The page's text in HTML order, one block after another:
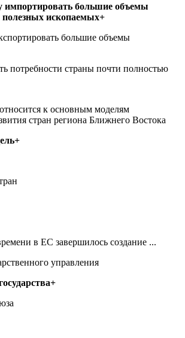
импортировать большие объемы
полезных ископаемых+
большие объемы
потребности страны почти полностью
к основным моделям
стран региона Ближнего Востока
в ЕС завершилось создание ...
управления